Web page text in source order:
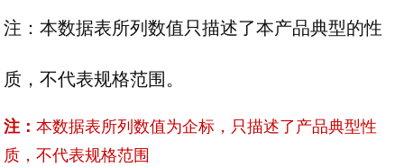
注：本数据表所列数值只描述了本产品典型的性
质，不代表规格范围。
注：本数据表所列数值为企标，只描述了产品典型性
质，不代表规格范围